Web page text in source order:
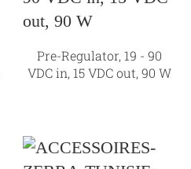
Pre-Regulator, 19 - 90
VDC in, 15 VDC out, 90 W